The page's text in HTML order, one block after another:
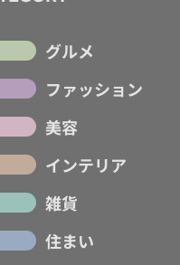
グルメ
ファッション
美容
インテリア
雑貨
住まい